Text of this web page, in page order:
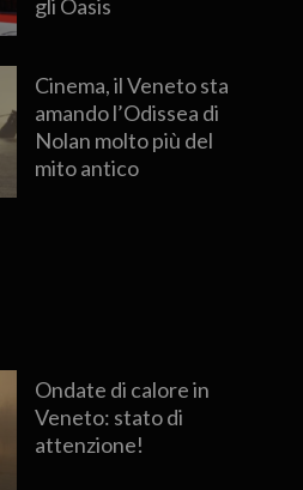
gli Oasis
Cinema, il Veneto sta
amando l’Odissea di
Nolan molto più del
mito antico
Ondate di calore in
Veneto: stato di
attenzione!